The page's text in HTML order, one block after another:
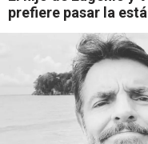
prefiere pasar la